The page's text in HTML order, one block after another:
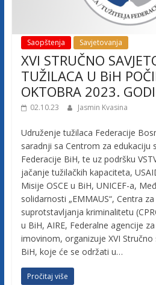
d
e
r
a
c
e
Saopštenja Savjetovanja
XVI STRUČNO
TUŽILACA U BiH
OKTOBRA 2023.
02.10.23 Jasmin Kvasina
Udruženje tužilaca Federacije
saradnji sa Centrom za edukaciju
Federacije BiH, te uz podršku
jačanje tužilačkih kapaciteta,
Misije OSCE u BiH, UNICEF-a,
solidarnosti „EMMAUS“, Centra
suprotstavljanja kriminalitetu
u BiH, AIRE, Federalne agencije
imovinom, organizuje XVI
BiH, koje će se održati u…
Pročitaj više